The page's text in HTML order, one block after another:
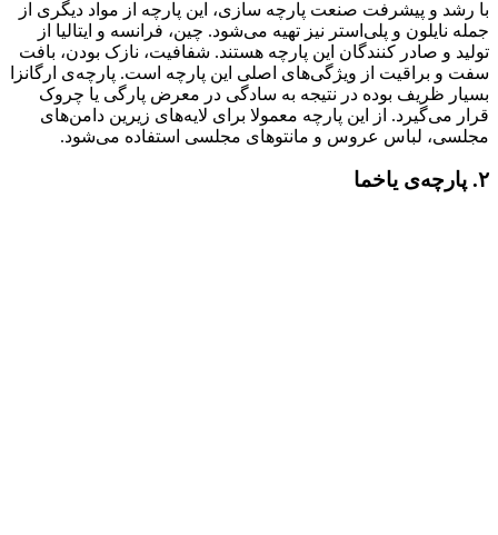
با رشد و پیشرفت صنعت پارچه سازی، این پارچه از مواد دیگری از
جمله نایلون و پلی‌استر نیز تهیه می‌شود. چین، فرانسه و ایتالیا از
تولید و صادر کنندگان این پارچه هستند. شفافیت، نازک بودن، بافت
سفت و براقیت از ویژگی‌های اصلی این پارچه است. پارچه‌ی ارگانزا
بسیار ظریف بوده در نتیجه به سادگی در معرض پارگی یا چروک
قرار می‌گیرد. از این پارچه معمولا برای لایه‌های زیرین دامن‌های
مجلسی، لباس عروس و مانتوهای مجلسی استفاده می‌شود.
۲. پارچه‌ی یاخما